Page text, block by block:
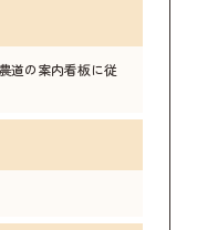
道の案内看板に従